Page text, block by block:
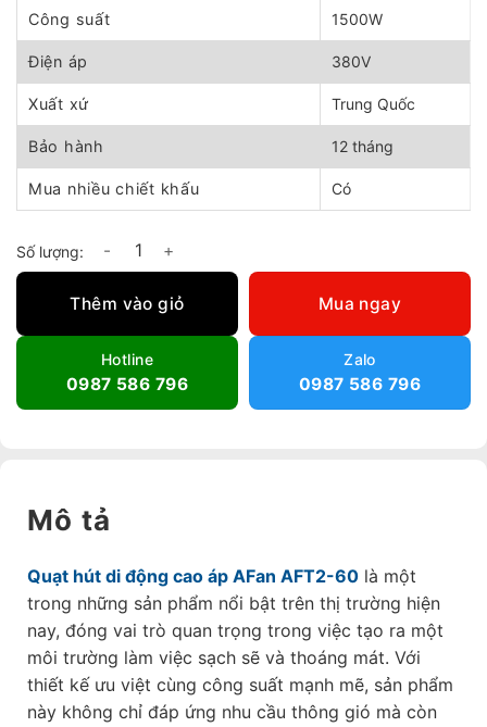
Công suất 1500W
Điện áp 380V
Xuất xứ Trung Quốc
Bảo hành 12 tháng
Mua nhiều chiết khấu Có
Quạt hút di động cao áp AFan AFT2-60 (3 pha) số lượng
Thêm vào giỏ Mua ngay
Hotline
0987 586 796
Zalo
0987 586 796
Mô tả
Quạt hút di động cao áp AFan AFT2-60 là một
trong những sản phẩm nổi bật trên thị trường hiện
nay, đóng vai trò quan trọng trong việc tạo ra một
môi trường làm việc sạch sẽ và thoáng mát. Với
thiết kế ưu việt cùng công suất mạnh mẽ, sản phẩm
này không chỉ đáp ứng nhu cầu thông gió mà còn